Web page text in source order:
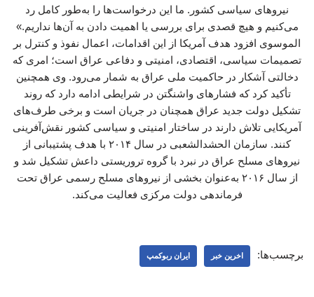
نیروهای سیاسی کشور. ما این درخواست‌ها را به‌طور کامل رد
می‌کنیم و هیچ قصدی برای بررسی یا اهمیت دادن به آن‌ها نداریم.»
الموسوی افزود هدف آمریکا از این اقدامات، اعمال نفوذ و کنترل بر
تصمیمات سیاسی، اقتصادی، امنیتی و دفاعی عراق است؛ امری که
دخالتی آشکار در حاکمیت ملی عراق به شمار می‌رود. وی همچنین
تأکید کرد که فشارهای واشنگتن در شرایطی ادامه دارد که روند
تشکیل دولت جدید عراق همچنان در جریان است و برخی طرف‌های
آمریکایی تلاش دارند در ساختار امنیتی و سیاسی کشور نقش‌آفرینی
کنند. سازمان الحشدالشعبی در سال ۲۰۱۴ با هدف پشتیبانی از
نیروهای مسلح عراق در نبرد با گروه تروریستی داعش تشکیل شد و
از سال ۲۰۱۶ به‌عنوان بخشی از نیروهای مسلح رسمی عراق تحت
فرماندهی دولت مرکزی فعالیت می‌کند.
برچسب‌ها: اخرین خبر ایران ربوکمپ